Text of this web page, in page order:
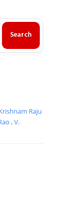
Raju
,V.